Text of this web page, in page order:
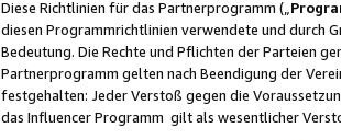
Diese Richtlinien für das Partnerprogramm („
diesen Programmrichtlinien verwendete und durch
Bedeutung. Die Rechte und Pflichten der Parteien
Partnerprogramm gelten nach Beendigung der
festgehalten: Jeder Verstoß gegen die
das Influencer Programm gilt als wesentlicher